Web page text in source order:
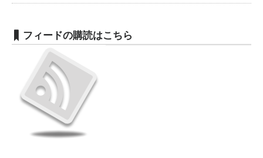
フィードの購読はこちら